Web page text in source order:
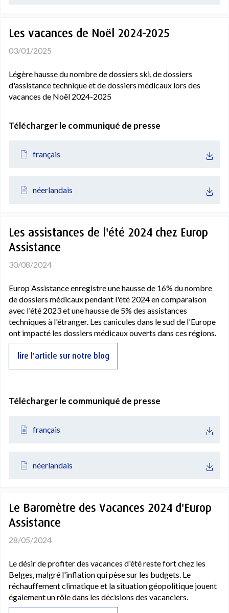
Les vacances de Noël 2024-2025
03/01/2025
Légère hausse du nombre de dossiers ski, de dossiers
d'assistance technique et de dossiers médicaux lors des
vacances de Noël 2024-2025
Télécharger le communiqué de presse
français
néerlandais
Les assistances de l'été 2024 chez Europ
Assistance
30/08/2024
Europ Assistance enregistre une hausse de 16% du nombre
de dossiers médicaux pendant l'été 2024 en comparaison
avec l'été 2023 et une hausse de 5% des assistances
techniques à l'étranger. Les canicules dans le sud de l'Europe
ont impacté les dossiers médicaux ouverts dans ces régions.
lire l'article sur notre blog
Télécharger le communiqué de presse
français
néerlandais
Le Baromètre des Vacances 2024 d'Europ
Assistance
28/05/2024
Le désir de profiter des vacances d'été reste fort chez les
Belges, malgré l'inflation qui pèse sur les budgets. Le
réchauffement climatique et la situation géopolitique jouent
également un rôle dans les décisions des vacanciers.